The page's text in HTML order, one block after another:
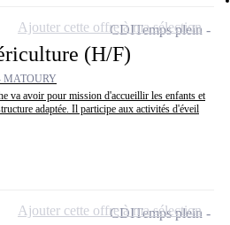
(H/F)
MATOURY
va avoir pour mission d'accueillir les enfants et
adaptée. Il participe aux activités d'éveil
CDITemps plein
Ajouter cette offre à ma sélection
CDITemps plein
Ajouter cette offre à ma sélection